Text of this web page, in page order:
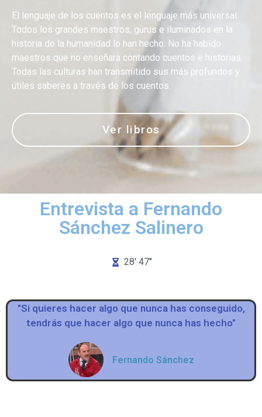
El lenguaje de los cuentos es el lenguaje más universal.
Todos los grandes maestros, gurus e iluminados en la
historia de la humanidad lo han hecho. No ha habido
maestros que no enseñara contando cuentos e historias.
Todas las culturas han transmitido sus más profundos y
útiles saberes a través de los cuentos.
Ver libros
Entrevista a Fernando
Sánchez Salinero
28' 47''
"Si quieres hacer algo que nunca has conseguido,
tendrás que hacer algo que nunca has hecho"
Fernando Sánchez